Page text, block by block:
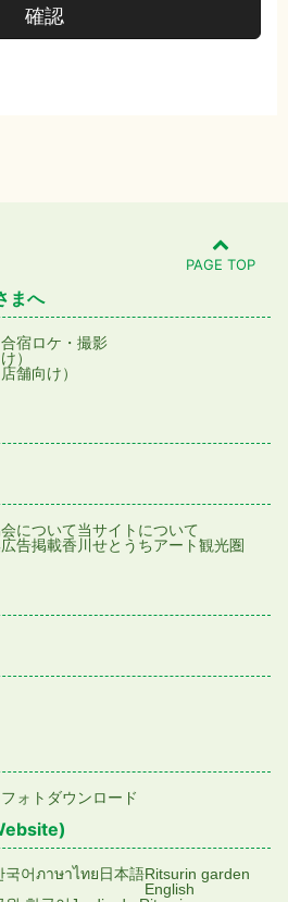
確認
PAGE TOP
まへ
宿ロケ・撮影
）
舗向け）
について当サイトについて
広告掲載香川せとうちアート観光圏
フォトダウンロード
국어ภาษาไทย日本語Ritsurin garden
English